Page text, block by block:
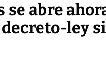
abre
ley si